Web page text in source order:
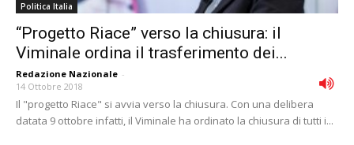
Politica Italia
“Progetto Riace” verso la chiusura: il
Viminale ordina il trasferimento dei...
Redazione Nazionale -
14 Ottobre 2018
Il "progetto Riace" si avvia verso la chiusura. Con una delibera
datata 9 ottobre infatti, il Viminale ha ordinato la chiusura di tutti i...